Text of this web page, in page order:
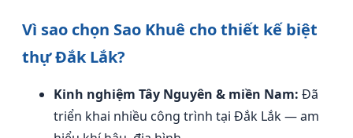
Vì sao chọn Sao Khuê cho thiết kế biệt
thự Đắk Lắk?
Kinh nghiệm Tây Nguyên & miền Nam: Đã
triển khai nhiều công trình tại Đắk Lắk — am